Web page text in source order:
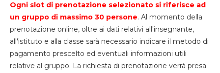
Ogni slot di prenotazione selezionato si riferisce ad
un gruppo di massimo 30 persone. Al momento della
prenotazione online, oltre ai dati relativi all'insegnante,
all'istituto e alla classe sarà necessario indicare il metodo di
pagamento prescelto ed eventuali informazioni utili
relative al gruppo. La richiesta di prenotazione verrà presa